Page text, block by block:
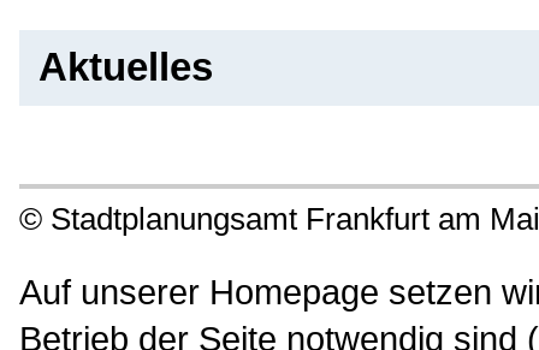
Aktuelles
© Stadtplanungsamt Frankfurt am
Auf unserer Homepage setzen
Betrieb der Seite notwendig